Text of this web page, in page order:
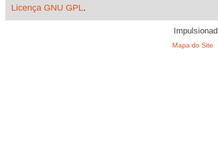
Licença GNU GPL.
Mapa do Site